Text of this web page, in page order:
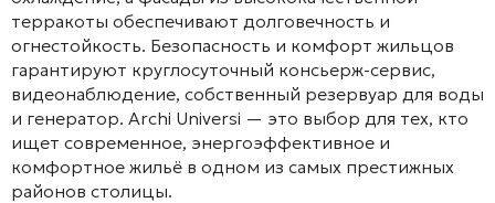
терракоты обеспечивают долговечность и
огнестойкость. Безопасность и комфорт жильцов
гарантируют круглосуточный консьерж-сервис,
видеонаблюдение, собственный резервуар для воды
и генератор. Archi Universi — это выбор для тех, кто
ищет современное, энергоэффективное и
комфортное жильё в одном из самых престижных
районов столицы.